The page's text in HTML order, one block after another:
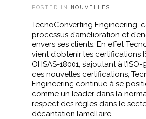
POSTED IN NOUVELLES
TecnoConverting Engineering,
processus d’amélioration et
envers ses clients. En effet
vient d’obtenir les certifications
OHSAS-18001, s’ajoutant à
ces nouvelles certifications,
Engineering continue à se
comme un leader dans la
respect des règles dans le
décantation lamellaire.